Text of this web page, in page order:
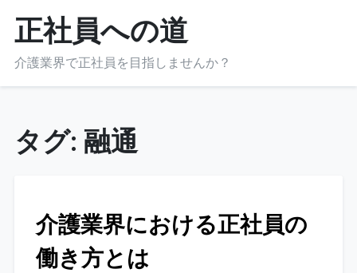
content
正社員への道
介護業界で正社員を目指しませんか？
タグ: 融通
介護業界における正社員の
働き方とは